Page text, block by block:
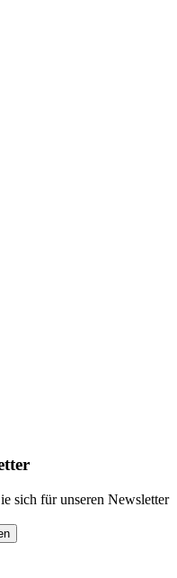
sich für unseren Newsletter